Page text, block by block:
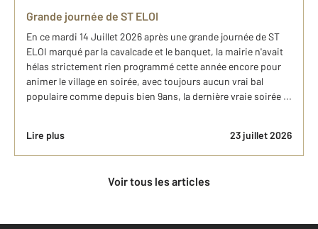
Grande journée de ST ELOI
En ce mardi 14 Juillet 2026 après une grande journée de ST
ELOI marqué par la cavalcade et le banquet, la mairie n'avait
hélas strictement rien programmé cette année encore pour
animer le village en soirée, avec toujours aucun vrai bal
populaire comme depuis bien 9ans, la dernière vraie soirée ...
Lire plus 23 juillet 2026
Voir tous les articles